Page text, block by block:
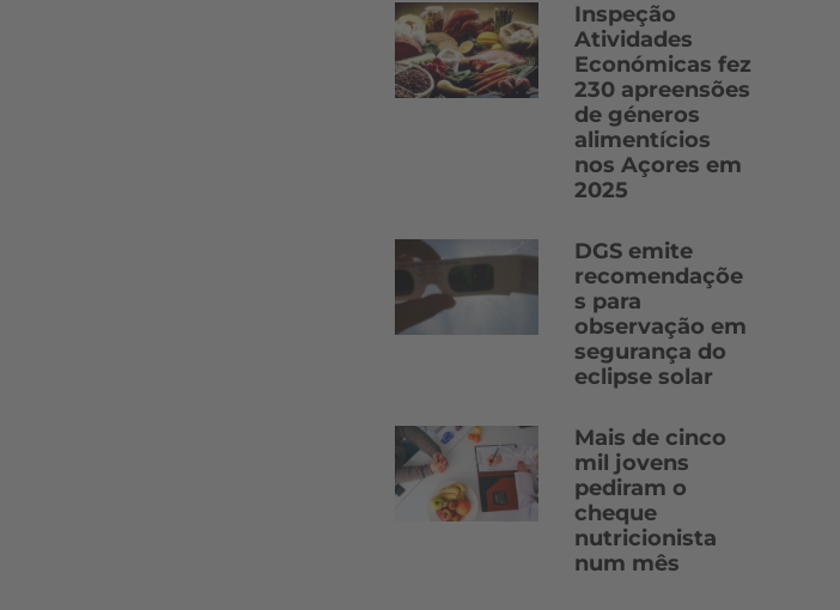
Inspeção
Atividades
Económicas fez
230 apreensões
de géneros
alimentícios
nos Açores em
2025
DGS emite
recomendaçõe
s para
observação em
segurança do
eclipse solar
Mais de cinco
mil jovens
pediram o
cheque
nutricionista
num mês